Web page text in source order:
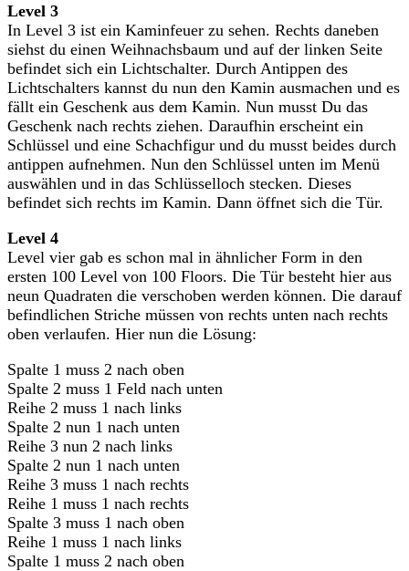
Level 3
In Level 3 ist ein Kaminfeuer zu sehen. Rechts daneben
siehst du einen Weihnachsbaum und auf der linken Seite
befindet sich ein Lichtschalter. Durch Antippen des
Lichtschalters kannst du nun den Kamin ausmachen und es
fällt ein Geschenk aus dem Kamin. Nun musst Du das
Geschenk nach rechts ziehen. Daraufhin erscheint ein
Schlüssel und eine Schachfigur und du musst beides durch
antippen aufnehmen. Nun den Schlüssel unten im Menü
auswählen und in das Schlüsselloch stecken. Dieses
befindet sich rechts im Kamin. Dann öffnet sich die Tür.
Level 4
Level vier gab es schon mal in ähnlicher Form in den
ersten 100 Level von 100 Floors. Die Tür besteht hier aus
neun Quadraten die verschoben werden können. Die darauf
befindlichen Striche müssen von rechts unten nach rechts
oben verlaufen. Hier nun die Lösung:
Spalte 1 muss 2 nach oben
Spalte 2 muss 1 Feld nach unten
Reihe 2 muss 1 nach links
Spalte 2 nun 1 nach unten
Reihe 3 nun 2 nach links
Spalte 2 nun 1 nach unten
Reihe 3 muss 1 nach rechts
Reihe 1 muss 1 nach rechts
Spalte 3 muss 1 nach oben
Reihe 1 muss 1 nach links
Spalte 1 muss 2 nach oben